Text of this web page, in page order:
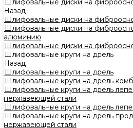
Шлифовальные диски на
Назад
Шлифовальные диски на
Шлифовальные диски на
алюминию
Шлифовальные диски на
Шлифовальные круги на дрель
Назад
Шлифовальные круги на дрель
Шлифовальные круги на дрель
Шлифовальные круги на дрель
нержавеющей стали
Шлифовальные круги на дрель
Шлифовальные круги на дрель
нержавеющей стали